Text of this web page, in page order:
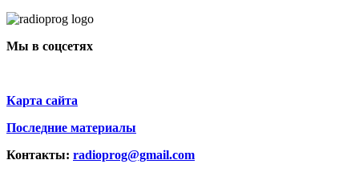
Мы в соцсетях
Карта сайта
Последние материалы
Контакты: radioprog@gmail.com